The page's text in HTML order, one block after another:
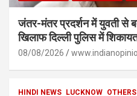
जंतर-मंतर प्रदर्शन में युवती
खिलाफ दिल्ली पुलिस में
08/08/2026
HINDI NEWS LUCKNOW OTHERS